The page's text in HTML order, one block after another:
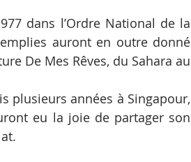
dans l’Ordre National de la
auront en outre donné
De Mes Rêves, du Sahara au
plusieurs années à Singapour,
eu la joie de partager son